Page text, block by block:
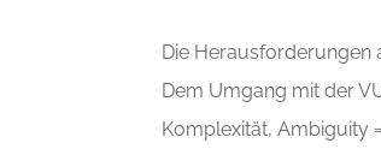
Die Herausforderungen
Dem Umgang mit der
Komplexität, Ambiguity